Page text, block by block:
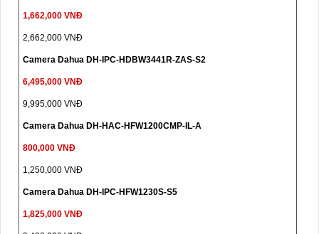
1,662,000 VNĐ
2,662,000 VNĐ
Camera Dahua DH-IPC-HDBW3441R-ZAS-S2
6,495,000 VNĐ
9,995,000 VNĐ
Camera Dahua DH-HAC-HFW1200CMP-IL-A
800,000 VNĐ
1,250,000 VNĐ
Camera Dahua DH-IPC-HFW1230S-S5
1,825,000 VNĐ